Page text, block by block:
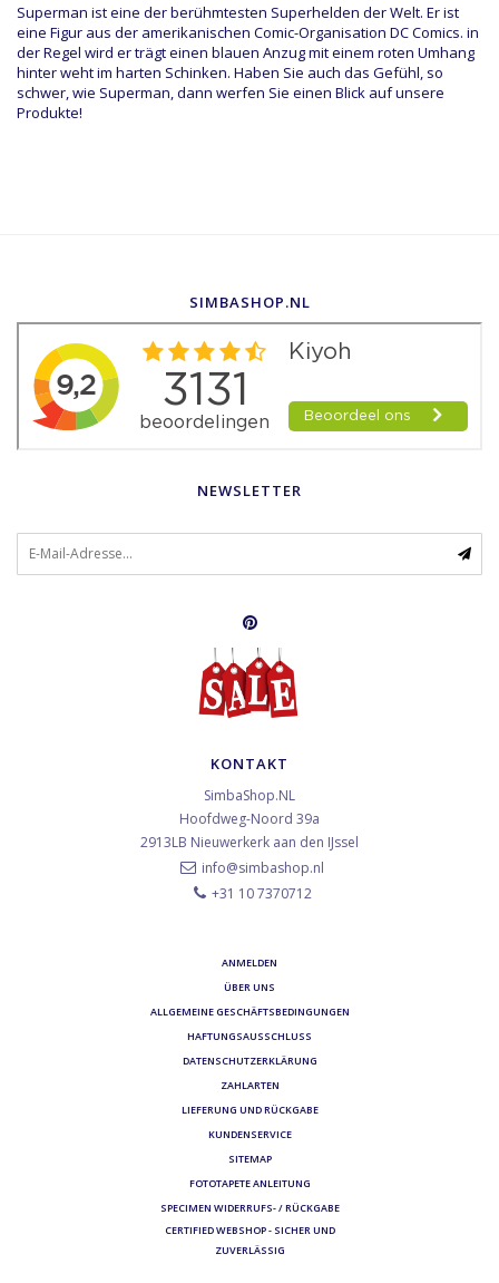
Superman ist eine der berühmtesten Superhelden der Welt. Er ist
eine Figur aus der amerikanischen Comic-Organisation DC Comics. in
der Regel wird er trägt einen blauen Anzug mit einem roten Umhang
hinter weht im harten Schinken. Haben Sie auch das Gefühl, so
schwer, wie Superman, dann werfen Sie einen Blick auf unsere
Produkte!
SIMBASHOP.NL
NEWSLETTER
KONTAKT
SimbaShop.NL
Hoofdweg-Noord 39a
2913LB Nieuwerkerk aan den IJssel
info@simbashop.nl
+31 10 7370712
ANMELDEN
ÜBER UNS
ALLGEMEINE GESCHÄFTSBEDINGUNGEN
HAFTUNGSAUSSCHLUSS
DATENSCHUTZERKLÄRUNG
ZAHLARTEN
LIEFERUNG UND RÜCKGABE
KUNDENSERVICE
SITEMAP
FOTOTAPETE ANLEITUNG
SPECIMEN WIDERRUFS- / RÜCKGABE
CERTIFIED WEBSHOP - SICHER UND
ZUVERLÄSSIG